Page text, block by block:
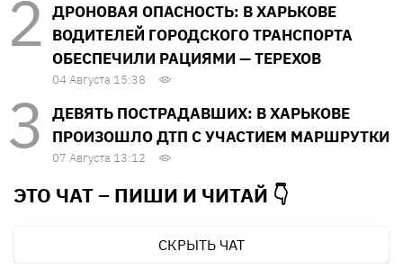
ДРОНОВАЯ ОПАСНОСТЬ: В ХАРЬКОВЕ
ВОДИТЕЛЕЙ ГОРОДСКОГО ТРАНСПОРТА
ОБЕСПЕЧИЛИ РАЦИЯМИ — ТЕРЕХОВ
04 Августа 15:38
ДЕВЯТЬ ПОСТРАДАВШИХ: В ХАРЬКОВЕ
ПРОИЗОШЛО ДТП С УЧАСТИЕМ МАРШРУТКИ
07 Августа 13:12
ЭТО ЧАТ – ПИШИ И ЧИТАЙ 👇
СКРЫТЬ ЧАТ